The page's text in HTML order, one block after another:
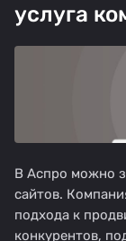
услуга
В Аспро можно
сайтов.
подхода к
конкурентов,